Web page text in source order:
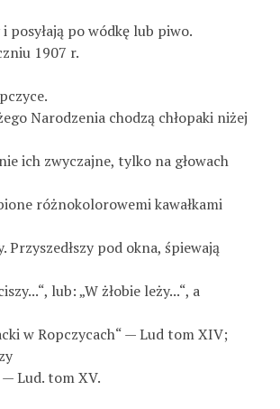
posyłają po wódkę lub piwo.
1907 r.
Narodzenia chodzą chłopaki niżej
ich zwyczajne, tylko na głowach
różnokolorowemi kawałkami
Przyszedłszy pod okna, śpiewają
lub: „W żłobie leży...“, a
w Ropczycach“ — Lud tom XIV;
Lud. tom XV.